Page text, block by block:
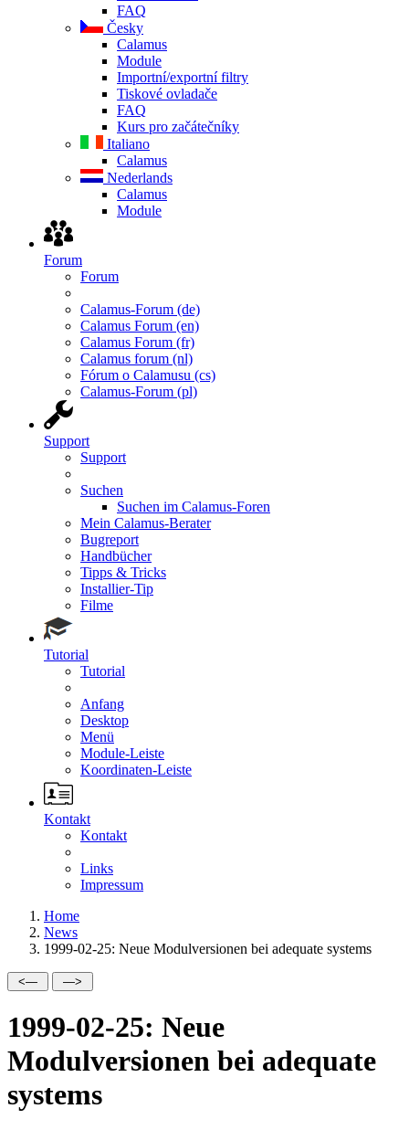
FAQ
Česky
Calamus
Module
Importní/exportní filtry
Tiskové ovladače
FAQ
Kurs pro začátečníky
Italiano
Calamus
Nederlands
Calamus
Module
Forum
Forum
Calamus-Forum (de)
Calamus Forum (en)
Calamus Forum (fr)
Calamus forum (nl)
Fórum o Calamusu (cs)
Calamus-Forum (pl)
Support
Support
Suchen
Suchen im Calamus-Foren
Mein Calamus-Berater
Bugreport
Handbücher
Tipps & Tricks
Installier-Tip
Filme
Tutorial
Tutorial
Anfang
Desktop
Menü
Module-Leiste
Koordinaten-Leiste
Kontakt
Kontakt
Links
Impressum
Home
News
1999-02-25: Neue Modulversionen bei adequate systems
1999-02-25: Neue
Modulversionen bei adequate
systems